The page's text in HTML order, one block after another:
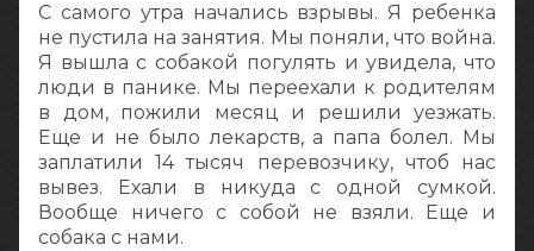
С самого утра начались взрывы. Я ребенка
не пустила на занятия. Мы поняли, что война.
Я вышла с собакой погулять и увидела, что
люди в панике. Мы переехали к родителям
в дом, пожили месяц и решили уезжать.
Еще и не было лекарств, а папа болел. Мы
заплатили 14 тысяч перевозчику, чтоб нас
вывез. Ехали в никуда с одной сумкой.
Вообще ничего с собой не взяли. Еще и
собака с нами.